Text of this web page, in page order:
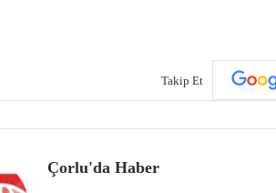
Takip Et
Çorlu'da Haber